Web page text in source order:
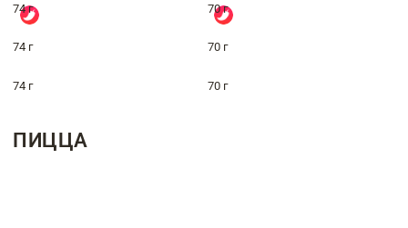
74 г 70 г
74 г 70 г
74 г 70 г
ПИЦЦА